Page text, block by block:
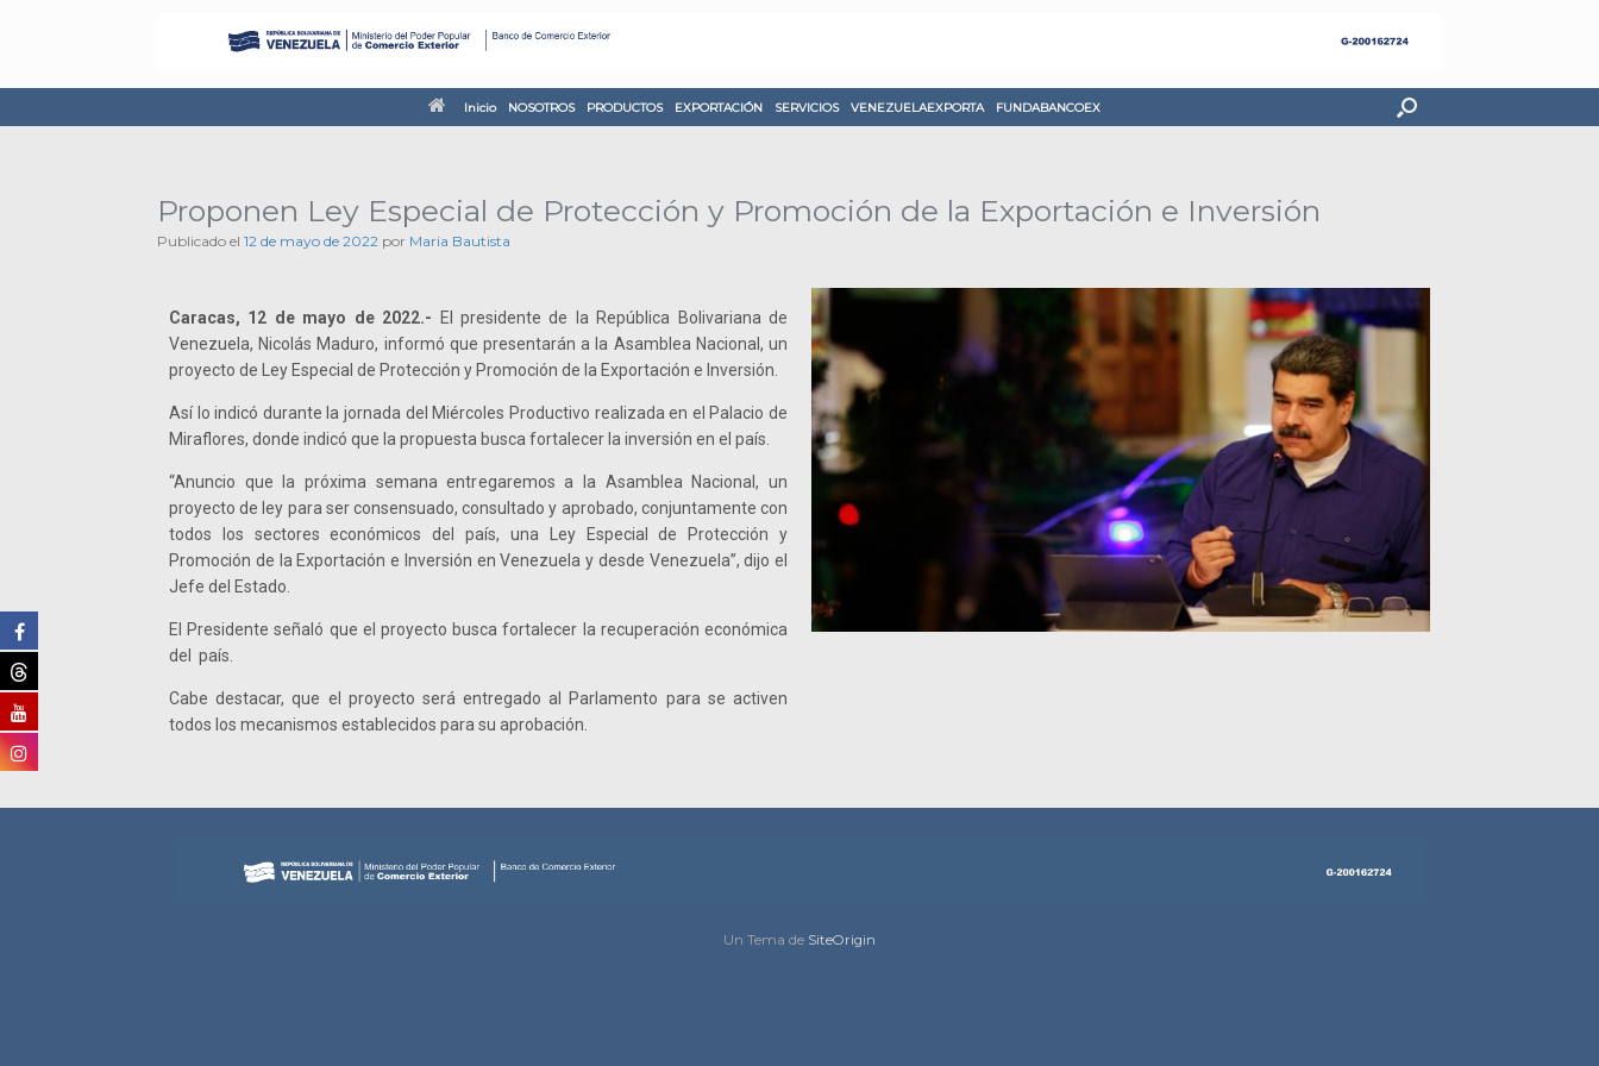
Inicio NOSOTROS PRODUCTOS EXPORTACIÓN SERVICIOS VENEZUELAEXPORTA FUNDABANCOEX
Proponen Ley Especial de Protección y Promoción de la Exportación e Inversión
Publicado el 12 de mayo de 2022 por Maria Bautista
Caracas, 12 de mayo de 2022.- El presidente de la República Bolivariana de
Venezuela, Nicolás Maduro, informó que presentarán a la Asamblea Nacional, un
proyecto de Ley Especial de Protección y Promoción de la Exportación e Inversión.
Así lo indicó durante la jornada del Miércoles Productivo realizada en el Palacio de
Miraflores, donde indicó que la propuesta busca fortalecer la inversión en el país.
“Anuncio que la próxima semana entregaremos a la Asamblea Nacional, un
proyecto de ley para ser consensuado, consultado y aprobado, conjuntamente con
todos los sectores económicos del país, una Ley Especial de Protección y
Promoción de la Exportación e Inversión en Venezuela y desde Venezuela”, dijo el
Jefe del Estado.
El Presidente señaló que el proyecto busca fortalecer la recuperación económica
del país.
Cabe destacar, que el proyecto será entregado al Parlamento para se activen
todos los mecanismos establecidos para su aprobación.
Un Tema de SiteOrigin